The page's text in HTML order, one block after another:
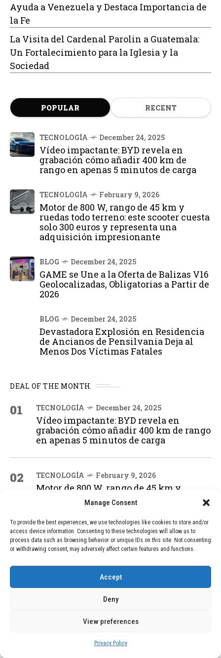
Manage Consent
To provide the best experiences, we use technologies like cookies to store and/or
access device information. Consenting to these technologies will allow us to
process data such as browsing behavior or unique IDs on this site. Not consenting
or withdrawing consent, may adversely affect certain features and functions.
Accept
Deny
View preferences
Privacy Policy
Ayuda a Venezuela y Destaca Importancia de
la Fe
La Visita del Cardenal Parolin a Guatemala:
Un Fortalecimiento para la Iglesia y la
Sociedad
POPULAR RECENT
TECNOLOGÍA December 24, 2025
Vídeo impactante: BYD revela en
grabación cómo añadir 400 km de
rango en apenas 5 minutos de carga
TECNOLOGÍA February 9, 2026
Motor de 800 W, rango de 45 km y
ruedas todo terreno: este scooter cuesta
solo 300 euros y representa una
adquisición impresionante
BLOG December 24, 2025
GAME se Une a la Oferta de Balizas V16
Geolocalizadas, Obligatorias a Partir de
2026
BLOG December 24, 2025
Devastadora Explosión en Residencia
de Ancianos de Pensilvania Deja al
Menos Dos Víctimas Fatales
DEAL OF THE MONTH
01 TECNOLOGÍA December 24, 2025
Vídeo impactante: BYD revela en
grabación cómo añadir 400 km de rango
en apenas 5 minutos de carga
02 TECNOLOGÍA February 9, 2026
Motor de 800 W, rango de 45 km y
ruedas todo terreno: este scooter cuesta
solo 300 euros y representa una
adquisición impresionante
03 BLOG December 24, 2025
GAME se Une a la Oferta de Balizas V16
Geolocalizadas, Obligatorias a Partir de
December 24, 2025
de Ancianos de Pensilvania Deja al